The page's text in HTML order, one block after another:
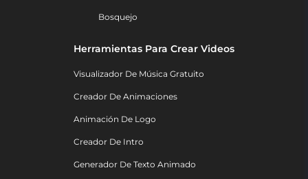
Bosquejo
Herramientas Para Crear Videos
Visualizador De Música Gratuito
Creador De Animaciones
Animación De Logo
Creador De Intro
Generador De Texto Animado